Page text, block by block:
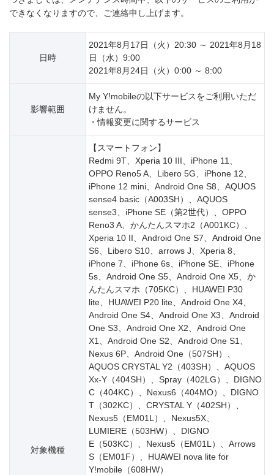
できなくなりますので、ご連絡申し上げます。
日時
2021年8月17日（火）20:30 ～ 2021年8月18
日（水）9:00
2021年8月24日（火）0:00 ～ 8:00
影響範囲
My Y!mobileの以下サービスをご利用いただ
けません。
・情報変更に関するサービス
対象機種
【スマートフォン】
Redmi 9T、Xperia 10 III、iPhone 11、
OPPO Reno5 A、Libero 5G、iPhone 12、
iPhone 12 mini、Android One S8、AQUOS
sense4 basic（A003SH）、AQUOS
sense3、iPhone SE（第2世代）、OPPO
Reno3 A、かんたんスマホ2（A001KC）、
Xperia 10 II、Android One S7、Android One
S6、Libero S10、arrows J、Xperia 8、
iPhone 7、iPhone 6s、iPhone SE、iPhone
5s、Android One S5、Android One X5、か
んたんスマホ（705KC）、HUAWEI P30
lite、HUAWEI P20 lite、Android One X4、
Android One S4、Android One X3、Android
One S3、Android One X2、Android One
X1、Android One S2、Android One S1、
Nexus 6P、Android One（507SH）、
AQUOS CRYSTAL Y2（403SH）、AQUOS
Xx-Y（404SH）、Spray（402LG）、DIGNO
C（404KC）、Nexus6（404MO）、DIGNO
T（302KC）、CRYSTAL Y（402SH）、
Nexus5（EM01L）、Nexus5X、
LUMIERE（503HW）、DIGNO
E（503KC）、Nexus5（EM01L）、Arrows
S（EM01F）、HUAWEI nova lite for
Y!mobile（608HW）